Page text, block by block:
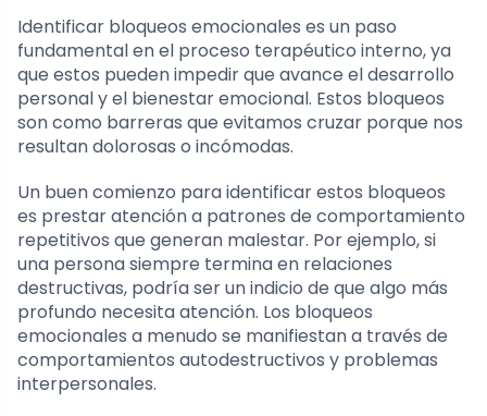
Identificar bloqueos emocionales es un paso
fundamental en el proceso terapéutico interno, ya
que estos pueden impedir que avance el desarrollo
personal y el bienestar emocional. Estos bloqueos
son como barreras que evitamos cruzar porque nos
resultan dolorosas o incómodas.
Un buen comienzo para identificar estos bloqueos
es prestar atención a patrones de comportamiento
repetitivos que generan malestar. Por ejemplo, si
una persona siempre termina en relaciones
destructivas, podría ser un indicio de que algo más
profundo necesita atención. Los bloqueos
emocionales a menudo se manifiestan a través de
comportamientos autodestructivos y problemas
interpersonales.